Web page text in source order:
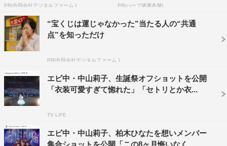
PR(合同会社デジタルファーム ) PR(ハーブ健康本舗)
“宝くじは運じゃなかった”当たる人の“共通
点”を知っただけ
PR(合同会社デジタルファーム )
エビ中・中山莉子、生誕祭オフショットを公開
「衣装可愛すぎて惚れた」「セトリとか衣...
TV LIFE
エビ中・中山莉子、柏木ひなたを想いメンバー
集合ショットを公開「この8ヶ月悔いなく...